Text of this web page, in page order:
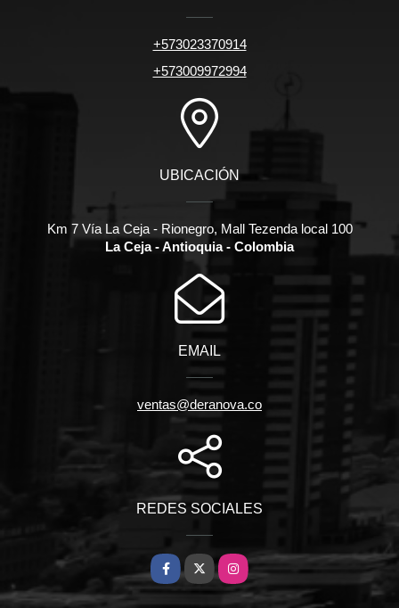
+573023370914
+573009972994
UBICACIÓN
Km 7 Vía La Ceja - Rionegro, Mall Tezenda local 100
La Ceja - Antioquia - Colombia
EMAIL
ventas@deranova.co
REDES SOCIALES
Facebook
X Instagram